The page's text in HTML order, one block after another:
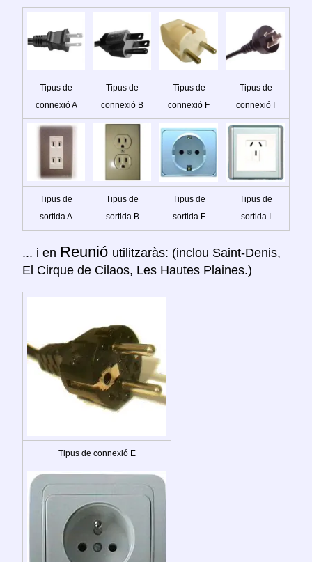
Tipus de
connexió A
Tipus de
connexió B
Tipus de
connexió F
Tipus de
connexió I
Tipus de
sortida A
Tipus de
sortida B
Tipus de
sortida F
Tipus de
sortida I
... i en Reunió utilitzaràs: (inclou Saint-Denis,
El Cirque de Cilaos, Les Hautes Plaines.)
Tipus de connexió E